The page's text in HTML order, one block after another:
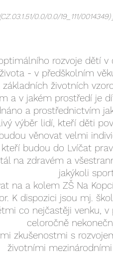
0.0/0.0/19_111/
rozvoje dětí
života - v předškolním
životních
a v jakém prostředí je
a prostřednictvím
výběr lidí, kteří děti
věnovat velmi
budou do Lvíčat
na zdravém a
jakýkoli
na a kolem ZŠ Na
K dispozici jsou mj.
co nejčastěji venku,
celoročně
zkušenostmi s
životními